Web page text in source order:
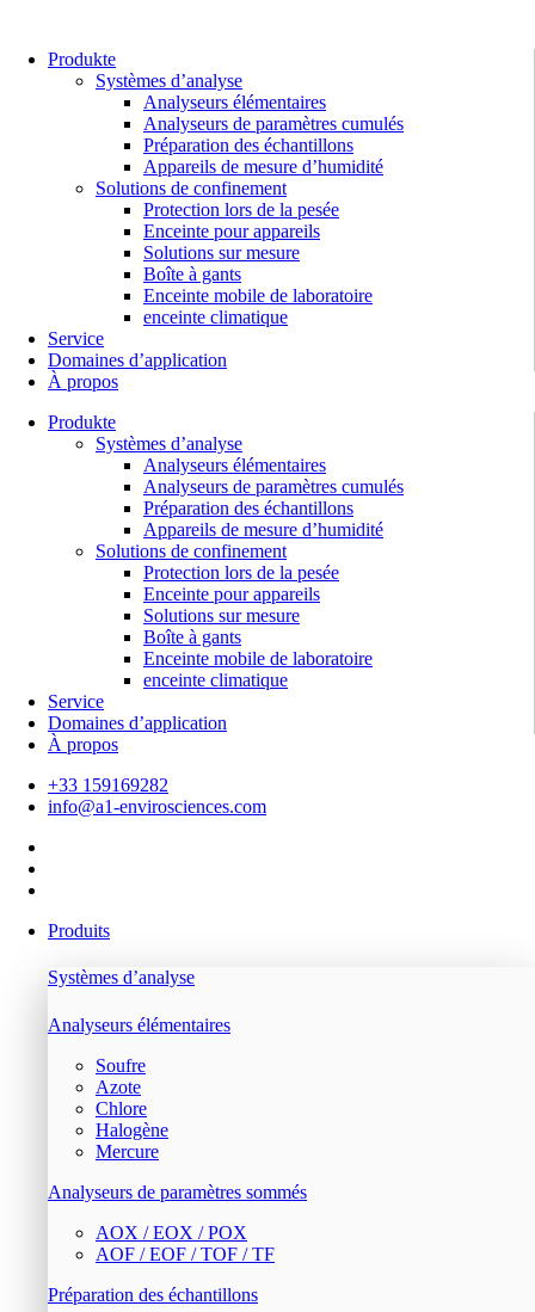
contenuProdukte
Systèmes d’analyse
Analyseurs élémentaires
Analyseurs de paramètres cumulés
Préparation des échantillons
Appareils de mesure d’humidité
Solutions de confinement
Protection lors de la pesée
Enceinte pour appareils
Solutions sur mesure
Boîte à gants
Enceinte mobile de laboratoire
enceinte climatique
Service
Domaines d’application
À propos
Produkte
Systèmes d’analyse
Analyseurs élémentaires
Analyseurs de paramètres cumulés
Préparation des échantillons
Appareils de mesure d’humidité
Solutions de confinement
Protection lors de la pesée
Enceinte pour appareils
Solutions sur mesure
Boîte à gants
Enceinte mobile de laboratoire
enceinte climatique
Service
Domaines d’application
À propos
+33 159169282
info@a1-envirosciences.com
Produits
Systèmes d’analyse
Analyseurs élémentaires
Soufre
Azote
Chlore
Halogène
Mercure
Analyseurs de paramètres sommés
AOX / EOX / POX
AOF / EOF / TOF / TF
Préparation des échantillons